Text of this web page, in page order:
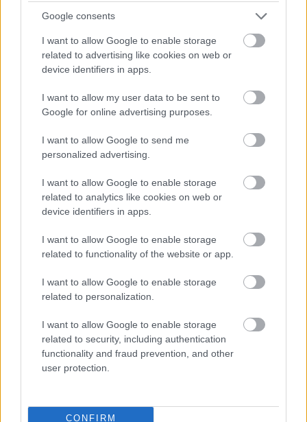
Google consents
I want to allow Google to enable storage
related to advertising like cookies on web or
device identifiers in apps.
I want to allow my user data to be sent to
Google for online advertising purposes.
I want to allow Google to send me
personalized advertising.
I want to allow Google to enable storage
related to analytics like cookies on web or
device identifiers in apps.
I want to allow Google to enable storage
related to functionality of the website or app.
I want to allow Google to enable storage
related to personalization.
I want to allow Google to enable storage
related to security, including authentication
functionality and fraud prevention, and other
user protection.
CONFIRM
Országos hírek
KECSKEMÉTEN IS SZAKIRÁNYÚ
TOVÁBBKÉPZÉSEKKEL ERŐSÍT A GÁL FERENC
EGYETEM
szúnyogirtás szúnyog
A lakosságra is fontos szerep hárul a
szúnyoginvázió elkerülésében
Országos hírek
TÚLFOGYASZTÁS NAPJA - JÚLIUS 30-RA
FELHASZNÁLTA AZ EMBERISÉG A FÖLD EGÉSZ
ÉVRE ELEGENDŐ ERŐFORRÁSAIT
HIRDETÉS
HIRDETÉS